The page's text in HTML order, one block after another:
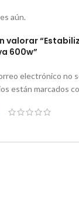
aún.
valorar
600w”
electrónico no
están marcados